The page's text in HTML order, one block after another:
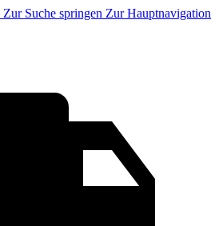
Zur Suche springen Zur Hauptnavigation